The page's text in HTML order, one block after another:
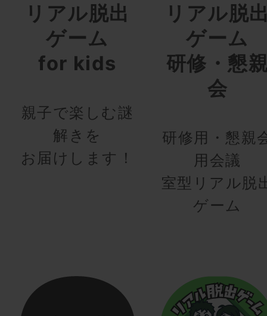
リアル脱出
ゲーム
for kids
親子で楽しむ謎
解きを
お届けします！
リアル脱
ゲーム
研修・懇
会
研修用・懇親
用会議
室型リアル脱
ゲーム